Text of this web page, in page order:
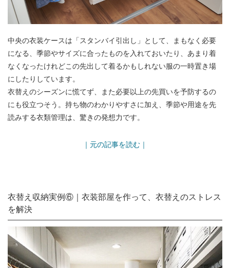
中央の衣装ケースは「スタンバイ引出し」として、まもなく必要
になる、季節やサイズに合ったものを入れておいたり、あまり着
なくなったけれどこの先出して着るかもしれない服の一時置き場
にしたりしています。
衣替えのシーズンに慌てず、また必要以上の先買いを予防するの
にも役立つそう。持ち物のわかりやすさに加え、季節や用途を先
読みする衣類管理は、驚きの発想力です。
｜元の記事を読む｜
衣替え収納実例⑥｜衣装部屋を作って、衣替えのストレス
を解決